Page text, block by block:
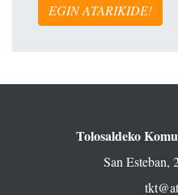
EGIN ATARIKIDE!
Tolosaldeko
San Esteban,